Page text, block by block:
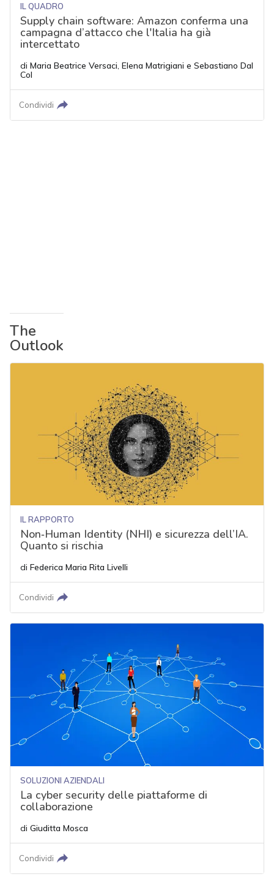
IL QUADRO
Supply chain software: Amazon conferma una
campagna d’attacco che l'Italia ha già
intercettato
di Maria Beatrice Versaci, Elena Matrigiani e Sebastiano Dal
Col
Condividi
The
Outlook
IL RAPPORTO
Non‑Human Identity (NHI) e sicurezza dell’IA.
Quanto si rischia
di Federica Maria Rita Livelli
Condividi
SOLUZIONI AZIENDALI
La cyber security delle piattaforme di
collaborazione
di Giuditta Mosca
Condividi